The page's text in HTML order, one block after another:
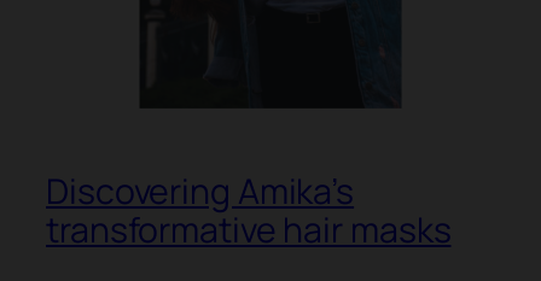
Discovering Amika’s
transformative hair masks